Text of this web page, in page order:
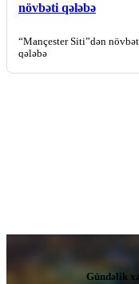
növbəti qələbə
“Mançester Siti”dən
qələbə
Gündəlik